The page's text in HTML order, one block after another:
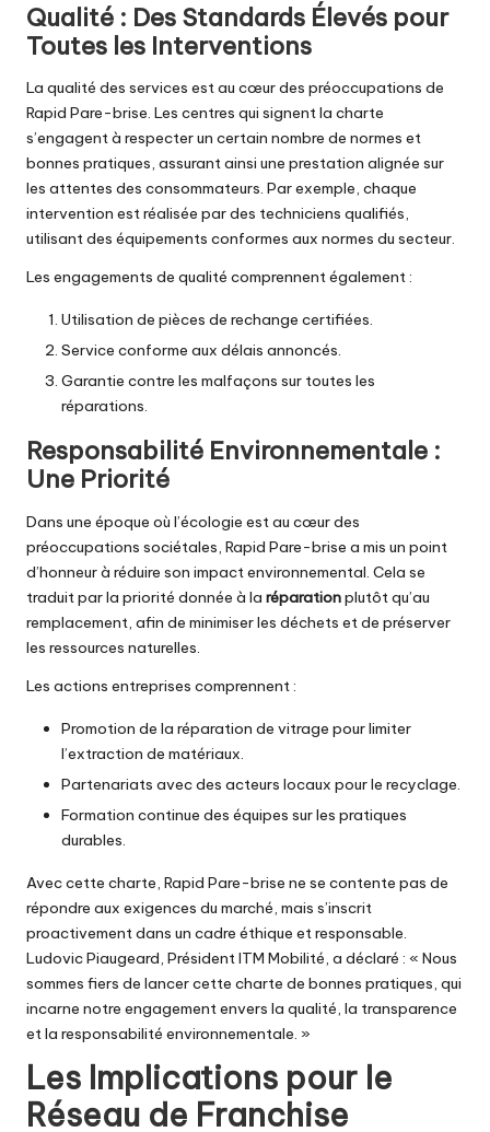
Qualité : Des Standards Élevés pour
Toutes les Interventions
La qualité des services est au cœur des préoccupations de
Rapid Pare-brise. Les centres qui signent la charte
s’engagent à respecter un certain nombre de normes et
bonnes pratiques, assurant ainsi une prestation alignée sur
les attentes des consommateurs. Par exemple, chaque
intervention est réalisée par des techniciens qualifiés,
utilisant des équipements conformes aux normes du secteur.
Les engagements de qualité comprennent également :
Utilisation de pièces de rechange certifiées.
Service conforme aux délais annoncés.
Garantie contre les malfaçons sur toutes les
réparations.
Responsabilité Environnementale :
Une Priorité
Dans une époque où l’écologie est au cœur des
préoccupations sociétales, Rapid Pare-brise a mis un point
d’honneur à réduire son impact environnemental. Cela se
traduit par la priorité donnée à la réparationplutôt qu’au
remplacement, afin de minimiser les déchets et de préserver
les ressources naturelles.
Les actions entreprises comprennent :
Promotion de la réparation de vitrage pour limiter
l’extraction de matériaux.
Partenariats avec des acteurs locaux pour le recyclage.
Formation continue des équipes sur les pratiques
durables.
Avec cette charte, Rapid Pare-brise ne se contente pas de
répondre aux exigences du marché, mais s’inscrit
proactivement dans un cadre éthique et responsable.
Ludovic Piaugeard, Président ITM Mobilité, a déclaré : « Nous
sommes fiers de lancer cette charte de bonnes pratiques, qui
incarne notre engagement envers la qualité, la transparence
et la responsabilité environnementale. »
Les Implications pour le
Réseau de Franchise